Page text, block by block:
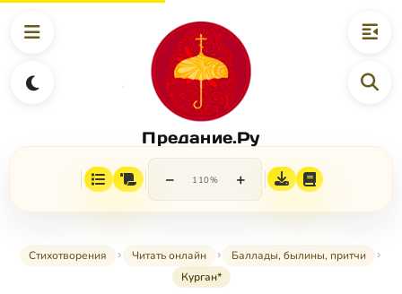
Предание.Ру
− 110% +
Стихотворения Читать онлайн
Баллады, былины, притчи
Курган*